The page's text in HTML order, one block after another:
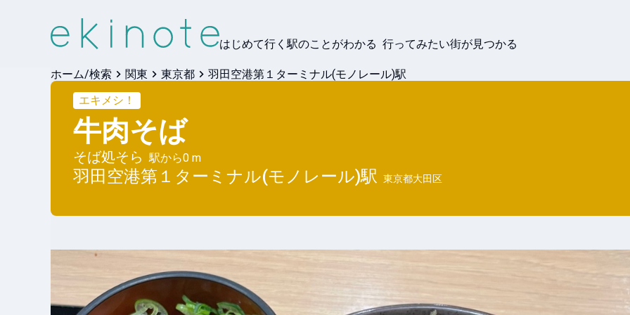
はじめて行く駅のことがわかる 行ってみたい街が見つかる
ホーム/検索 関東 東京都
羽田空港第１ターミナル(モノレール)駅
エキメシ！
牛肉そば
そば処そら 駅から0 m
羽田空港第１ターミナル(モノレール)駅 東京都大田区